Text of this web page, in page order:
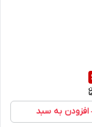
افزودن به سبد